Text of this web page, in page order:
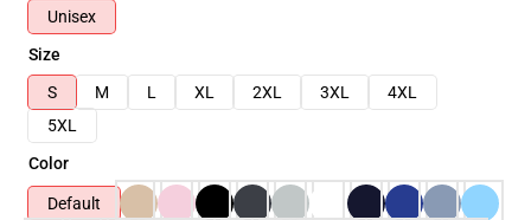
Unisex
Size
S
M L XL 2XL 3XL
4XL
5XL
Color
Default